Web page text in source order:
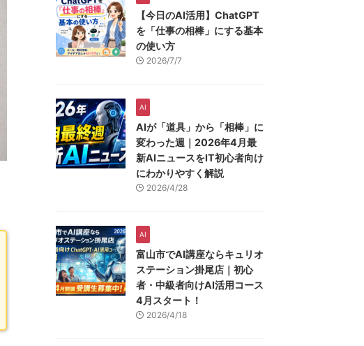
【今日のAI活用】ChatGPT
を「仕事の相棒」にする基本
の使い方
2026/7/7
AI
AIが「道具」から「相棒」に
変わった週｜2026年4月最
新AIニュースをIT初心者向け
にわかりやすく解説
2026/4/28
AI
富山市でAI講座ならキュリオ
ステーション掛尾店｜初心
者・中級者向けAI活用コース
4月スタート！
2026/4/18